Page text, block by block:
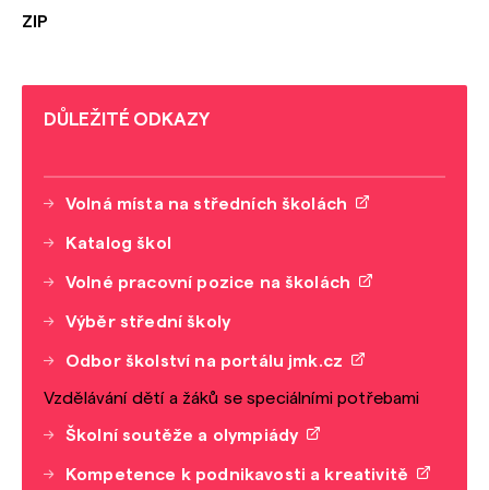
ZIP
DŮLEŽITÉ ODKAZY
Volná místa na středních školách
Katalog škol
Volné pracovní pozice na školách
Výběr střední školy
Odbor školství na portálu jmk.cz
Vzdělávání dětí a žáků se speciálními potřebami
Školní soutěže a olympiády
Kompetence k podnikavosti a kreativitě